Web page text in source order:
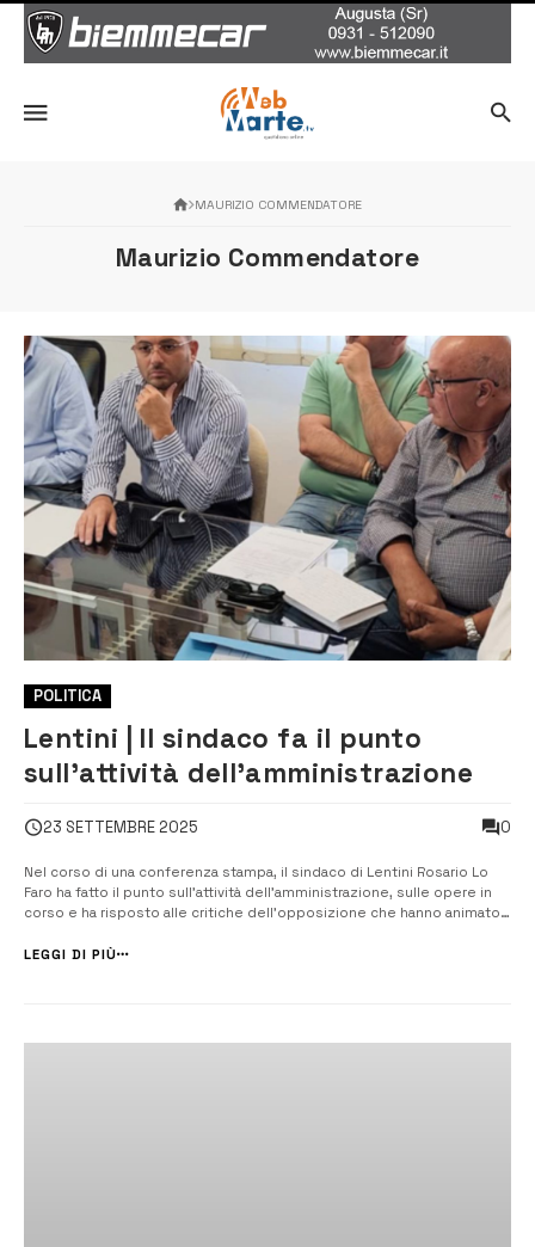
MAURIZIO COMMENDATORE
Maurizio Commendatore
POLITICA
Lentini | Il sindaco fa il punto
sull’attività dell’amministrazione
23 SETTEMBRE 2025 0
Nel corso di una conferenza stampa, il sindaco di Lentini Rosario Lo
Faro ha fatto il punto sull’attività dell’amministrazione, sulle opere in
corso e ha risposto alle critiche dell’opposizione che hanno animato il
collaborazione degli assessori presenti, Maurizio Commendatore,
LEGGI DI PIÙ